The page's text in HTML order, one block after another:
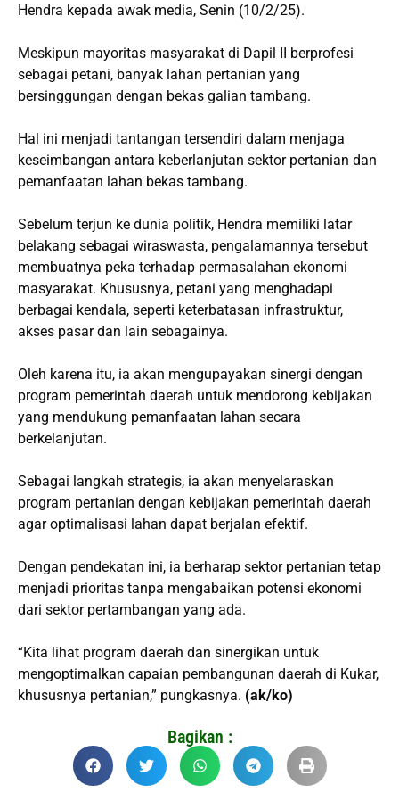
Hendra kepada awak media, Senin (10/2/25).
Meskipun mayoritas masyarakat di Dapil II berprofesi
sebagai petani, banyak lahan pertanian yang
bersinggungan dengan bekas galian tambang.
Hal ini menjadi tantangan tersendiri dalam menjaga
keseimbangan antara keberlanjutan sektor pertanian dan
pemanfaatan lahan bekas tambang.
Sebelum terjun ke dunia politik, Hendra memiliki latar
belakang sebagai wiraswasta, pengalamannya tersebut
membuatnya peka terhadap permasalahan ekonomi
masyarakat. Khususnya, petani yang menghadapi
berbagai kendala, seperti keterbatasan infrastruktur,
akses pasar dan lain sebagainya.
Oleh karena itu, ia akan mengupayakan sinergi dengan
program pemerintah daerah untuk mendorong kebijakan
yang mendukung pemanfaatan lahan secara
berkelanjutan.
Sebagai langkah strategis, ia akan menyelaraskan
program pertanian dengan kebijakan pemerintah daerah
agar optimalisasi lahan dapat berjalan efektif.
Dengan pendekatan ini, ia berharap sektor pertanian tetap
menjadi prioritas tanpa mengabaikan potensi ekonomi
dari sektor pertambangan yang ada.
“Kita lihat program daerah dan sinergikan untuk
mengoptimalkan capaian pembangunan daerah di Kukar,
khususnya pertanian,” pungkasnya. (ak/ko)
Bagikan :